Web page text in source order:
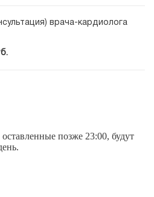
врача-кардиолога
позже 23:00, будут